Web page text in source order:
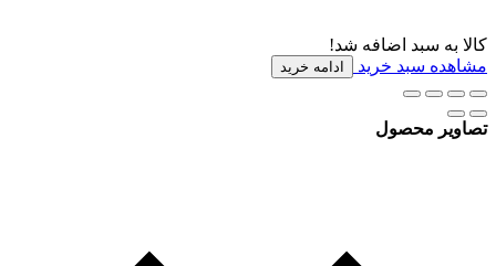
کالا به سبد اضافه شد!
مشاهده سبد خرید
ادامه خرید
تصاویر محصول